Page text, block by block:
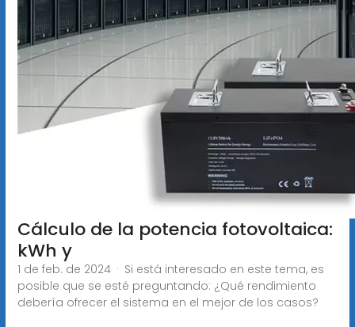
Cálculo de la potencia fotovoltaica:
kWh y
1 de feb. de 2024 · Si está interesado en este tema, es
posible que se esté preguntando: ¿Qué rendimiento
debería ofrecer el sistema en el mejor de los casos?